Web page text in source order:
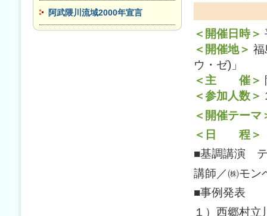
阿武隈川流域2000年宣言
＜開催日時＞
＜開催地＞
ウ・ゼ)」
＜主 催＞
＜参加人数＞
＜開催テーマ
＜日 程＞
■基調講演 テ
講師／㈱モ
■事例発表
１）西郷村